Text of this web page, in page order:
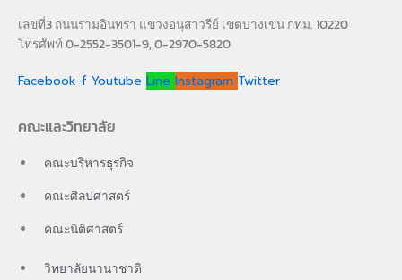
เลขที่3 ถนนรามอินทรา แขวงอนุสาวรีย์ เขตบางเขน กทม. 10220
โทรศัพท์ 0-2552-3501-9, 0-2970-5820
Facebook-f Youtube Line Instagram Twitter
คณะและวิทยาลัย
คณะบริหารธุรกิจ
คณะศิลปศาสตร์
คณะนิติศาสตร์
วิทยาลัยนานาชาติ